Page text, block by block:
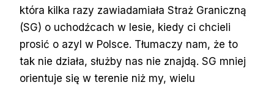
która kilka razy zawiadamiała Straż Graniczną
(SG) o uchodźcach w lesie, kiedy ci chcieli
prosić o azyl w Polsce. Tłumaczy nam, że to
tak nie działa, służby nas nie znajdą. SG mniej
orientuje się w terenie niż my, wielu